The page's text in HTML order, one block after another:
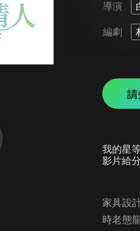
導演
編劇
我的星
影片給分
家具設
時老態